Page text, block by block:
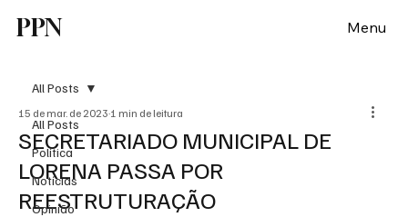
PPN Menu
All Posts
Política
Notícias
Opinião
All Posts
SECRETARIADO MUNICIPAL DE
LORENA PASSA POR
REESTRUTURAÇÃO
15 de mar. de 2023 1 min de leitura